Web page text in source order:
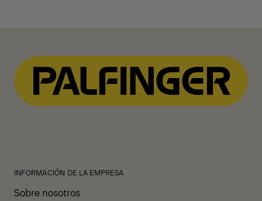
INFORMACIÓN DE LA EMPRESA
Sobre nosotros